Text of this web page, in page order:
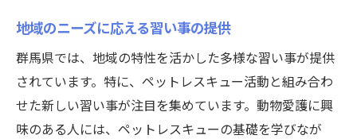
地域のニーズに応える習い事の提供
群馬県では、地域の特性を活かした多様な習い事が提供
されています。特に、ペットレスキュー活動と組み合わ
せた新しい習い事が注目を集めています。動物愛護に興
味のある人には、ペットレスキューの基礎を学びなが